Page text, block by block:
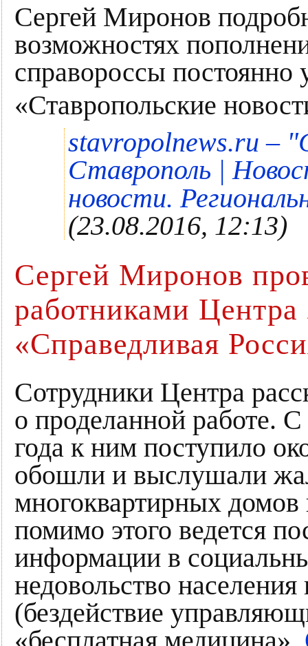
Сергей Миронов
возможностях
справороссы постоянно
«Ставропольские
stavropolnews.ru – "
Ставрополь |
новости.
(23.08.2016, 12:13)
Сергей Миронов
работниками
«Справедливая
Сотрудники Центра
о проделанной работе.
года к ним поступило
обошли и выслушали
многоквартирных
помимо этого ведется
информации в
недовольство
(бездействие